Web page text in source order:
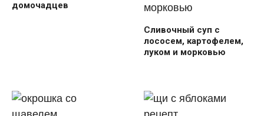
домочадцев
Сливочный суп с
лососем, картофелем,
луком и морковью